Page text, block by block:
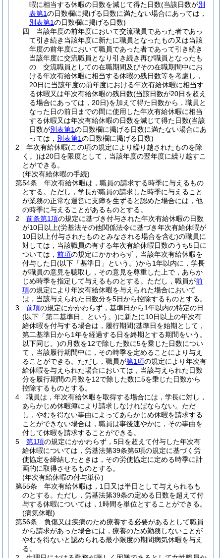
暇に相当する休暇の日数を減じて得た日数(当該日数が別
表第1の日数欄に掲げる日数に満たない場合にあっては，
別表第1の日数欄に掲げる日数)
四
当該年度の前年度において交流職員であった者であっ
て引き続き当該年度に新たに職員となったもの又は当該
年度の前年度において職員であった者であって引き続き
当該年度に交流職員となり引き続き再び職員となったも
の 交流職員としての在職期間及びその在職期間中にお
ける年次有給休暇に相当する休暇の残日数等を考慮し，
20日に当該年度の前年度における年次有給休暇に相当す
る休暇又は年次有給休暇の残日数(当該日数が20日を超え
る場合にあっては，20日)を加えて得た日数から，職員と
なった日の前日までの間に使用した年次有給休暇に相当
する休暇又は年次有給休暇の日数を減じて得た日数(当該
日数が別表第1の日数欄に掲げる日数に満たない場合にあ
っては， 別表第1の日数欄に掲げる日数)
2
年次有給休暇(この項の規定により繰り越されたものを除
く。)は20日を限度として，当該年度の翌年度に繰り越すこ
とができる。
(年次有給休暇の手続)
第54条
年次有給休暇は，職員の請求する時季に与えるもの
とする。 ただし，学長が職員の請求した時季に与えること
が業務の正常な運営に支障を生ずると認めた場合には，他
の時季に与えることがあるものとする。
2
前条第1項の規定に基づき付与された年次有給休暇の日数
が10日以上(労基法その他関係法令に基づき年次有給休暇が
10日以上付与されたものとみなされる場合を含む)の職員に
対しては，当該職員の有する年次有給休暇日数のうち5日に
ついては， 前項の規定にかかわらず，当該年次有給休暇を
付与した日(以下「基準日」という。)から1年以内に，学長
が職員の意見を聴取し，その意見を尊重した上で，あらか
じめ時季を指定して与えるものとする。 ただし，職員が前
項の規定により年次有給休暇を与えられた場合において
は，当該与えられた日数分を5日から控除するものとする。
3
前項の規定にかかわらず，基準日から1年以内の特定の日
(以下「第二基準日」という。)に新たに10日以上の年次有
給休暇を付与する場合は，履行期間(基準日を始期として，
第二基準日から1年を経過する日を終期とする期間をいう。
以下同じ。)の月数を12で除した数に5を乗じた日数につい
て，当該履行期間中に，その時季を定めることにより与え
ることができる。 ただし，職員が第1項の規定により年次有
給休暇を与えられた場合においては，当該与えられた日数
分を履行期間の月数を12で除した数に5を乗じた日数から
控除するものとする。
4
職員は，年次有給休暇を取得する場合には，学長に対し，
あらかじめ休暇簿により請求しなければならない。 ただ
し，やむを得ない事由によってあらかじめ休暇を請求する
ことができない場合は，職員は事後速やかに，その事由を
付して休暇を請求することができる。
5
第1項の規定にかかわらず，5日を超えて付与した年次有
給休暇については，労基法第39条第6項の規定に基づく労
使協定を締結したときは，その労使協定に定める時季に計
画的に取得させるものとする。
(年次有給休暇の付与単位)
第55条
年次有給休暇は，1日又は半日として与えられるも
のとする。 ただし，労基法第39条の定める日数を超えて付
与する休暇については，1時間を単位とすることができる。
(病気休暇)
第56条
負傷又は疾病のため療養する必要があるとして職員
から請求があった場合には，療養のため勤務しないことが
やむを得ないと認められる最小限度の期間病気休暇を与え
る。